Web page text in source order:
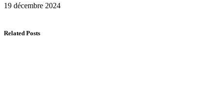
19 décembre 2024
Related Posts